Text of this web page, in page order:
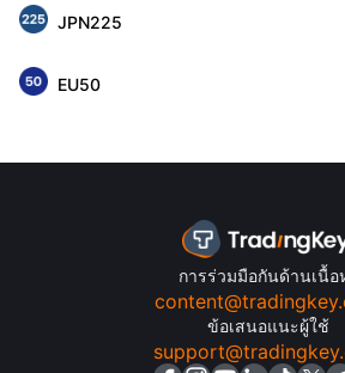
JPN225
EU50
การร่วมมือกันด้านเนื้อ
ข้อเสนอแนะผู้ใช้